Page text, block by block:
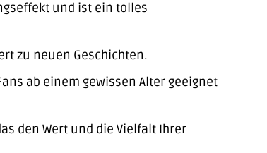
und ist ein tolles
zu neuen Geschichten.
ab einem gewissen Alter geeignet
den Wert und die Vielfalt Ihrer